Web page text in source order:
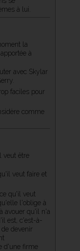
à lui.
la
à
avec Skylar
faciles pour
comme
veut être
veut faire et
qu'il veut
l'oblige à
avouer qu'il n'a
est, c'est-à-
devenir
d'une firme